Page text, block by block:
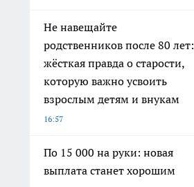
Не навещайте
родственников после 80 лет:
жёсткая правда о старости,
которую важно усвоить
взрослым детям и внукам
16:57
По 15 000 на руки: новая
выплата станет хорошим